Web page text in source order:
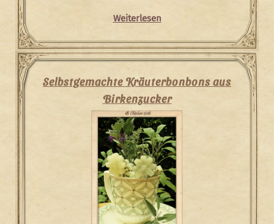
Weiterlesen
Selbstgemachte Kräuterbonbons aus
Birkenzucker